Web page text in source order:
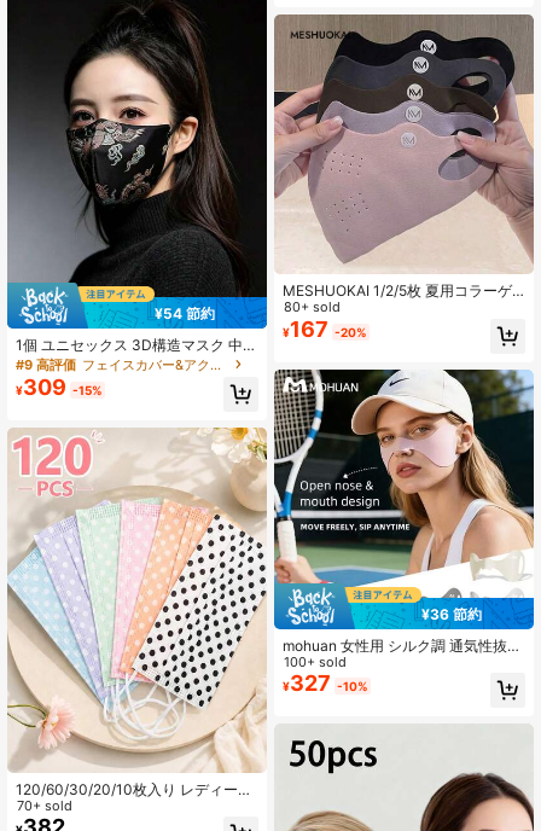
¥54 節約
1個 ユニセックス 3D構造マスク 中国
の龍と鳳凰の雲模様、調整可能な耳
ループ、洗濯可能&再利用可能、ファ
ッショナブルな厚手防風保温屋外用
#9 高評価 フェイスカバー&アクセサリー
¥309 -15%
120/60/30/20/10枚入り レディース
水玉柄使い捨てプリントフェイスマ
スク、通気性のある3層構造マスク、
70+ sold
MESHUOKAI 1/2/5枚 夏用コラーゲ
ン日焼け止め 防塵フェイスマスク、
通気性 無地 防風 UVカットマスク、
サイクリングやアウトドア活動、学
80+ sold
¥167 -20%
¥36 節約
mohuan 女性用 シルク調 通気性抜群
UVカットフェイスマスク イヤールー
プ付き、新作夏用アウトドアゴルフ
サイクリング UVカット バタフライ
100+ sold
¥327 -10%